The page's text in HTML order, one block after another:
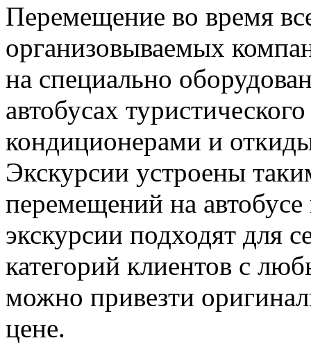
Перемещение во время
организовываемых
на специально
автобусах
кондиционерами и
Экскурсии устроены
перемещений на
экскурсии подходят для
категорий клиентов с
можно привезти
цене.